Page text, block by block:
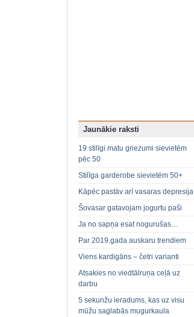
Jaunākie raksti
19 stilīgi matu griezumi sievietēm
pēc 50
Stilīga garderobe sievietēm 50+
Kāpēc pastāv arī vasaras depresija
Šovasar gatavojam jogurtu paši
Ja no sapņa esat nogurušas…
Par 2019.gada auskaru trendiem
Viens kardigāns – četri varianti
Atsakies no viedtālruņa ceļā uz
darbu
5 sekunžu ieradums, kas uz visu
mūžu saglabās mugurkaula